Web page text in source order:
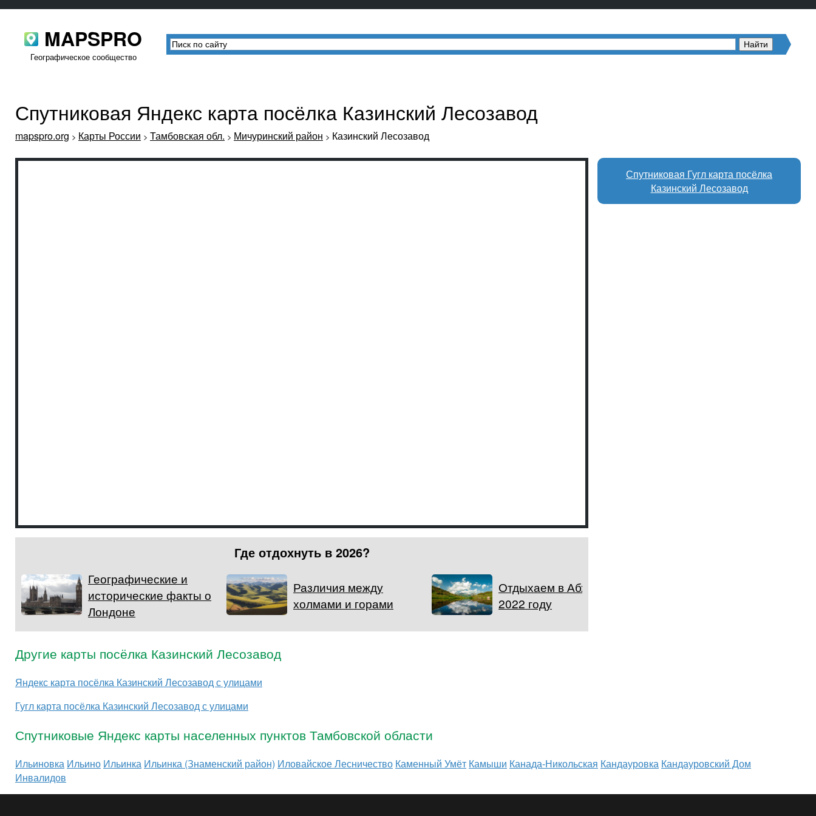
MAPSPRO
Географическое сообщество
Спутниковая Яндекс карта посёлка Казинский Лесозавод
mapspro.org > Карты России > Тамбовская обл. > Мичуринский район > Казинский Лесозавод
Где отдохнуть в 2026?
Географические и
исторические факты о
Лондоне
Различия между
холмами и горами
Отдыхаем в Абхазии в
2022 году
Спутниковая Гугл карта посёлка
Казинский Лесозавод
Другие карты посёлка Казинский Лесозавод
Яндекс карта посёлка Казинский Лесозавод с улицами
Гугл карта посёлка Казинский Лесозавод с улицами
Спутниковые Яндекс карты населенных пунктов Тамбовской области
Ильиновка Ильино Ильинка Ильинка (Знаменский район) Иловайское Лесничество Каменный Умёт Камыши Канада-Никольская Кандауровка Кандауровский Дом
Инвалидов